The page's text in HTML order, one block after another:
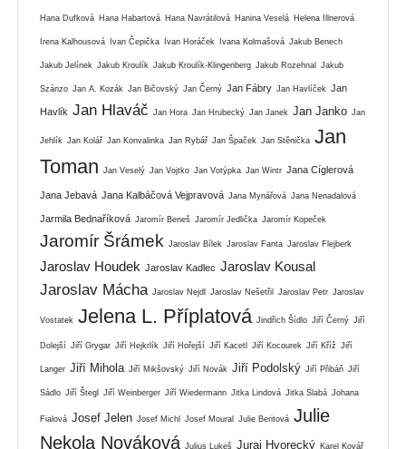
Hana Dufková Hana Habartová Hana Navrátilová Hanina Veselá Helena Illnerová
Irena Kalhousová Ivan Čepička Ivan Horáček Ivana Kolmašová Jakub Benech
Jakub Jelínek Jakub Kroulík Jakub Kroulík-Klingenberg Jakub Rozehnal Jakub
Szánzo Jan A. Kozák Jan Bičovský Jan Černý Jan Fábry Jan Havlíček Jan
Havlík Jan Hlaváč Jan Hora Jan Hrubecký Jan Janek Jan Janko Jan
Jehlík Jan Kolář Jan Konvalinka Jan Rybář Jan Špaček Jan Stěnička Jan
Toman
Jan Veselý Jan Vojtko Jan Votýpka Jan Wintr Jana Cíglerová
Jana Jebavá Jana Kalbáčová Vejpravová Jana Mynářová Jana Nenadalová
Jarmila Bednaříková Jaromír Beneš Jaromír Jedlička Jaromír Kopeček
Jaromír Šrámek Jaroslav Bílek Jaroslav Fanta Jaroslav Flejberk
Jaroslav Houdek Jaroslav Kadlec Jaroslav Kousal
Jaroslav Mácha Jaroslav Nejdl Jaroslav Nešetřil Jaroslav Petr Jaroslav
Vostatek Jelena L. Příplatová Jindřich Šídlo Jiří Černý Jiří
Dolejší Jiří Grygar Jiří Hejkrlík Jiří Hořejší Jiří Kacetl Jiří Kocourek Jiří Kříž Jiří
Langer Jiří Mihola Jiří Mikšovský Jiří Novák Jiří Podolský Jiří Přibáň Jiří
Sádlo Jiří Štegl Jiří Weinberger Jiří Wiedermann Jitka Lindová Jitka Slabá Johana
Fialová Josef Jelen Josef Michl Josef Moural Julie Beritová Julie
Nekola Nováková Julius Lukeš Juraj Hvorecký Karel Kovář